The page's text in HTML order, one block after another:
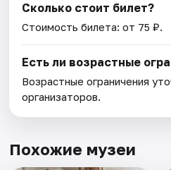
Сколько стоит билет?
Стоимость билета: от 75 ₽.
Есть ли возрастные
Возрастные ограничения
организаторов.
Похожие музеи